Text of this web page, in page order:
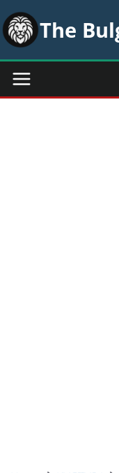
Skip
to
content
The